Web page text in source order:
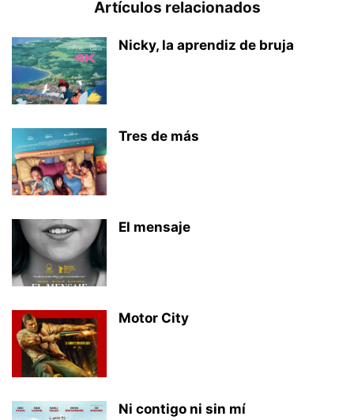
Artículos relacionados
Nicky, la aprendiz de bruja
Tres de más
El mensaje
Motor City
Ni contigo ni sin mí